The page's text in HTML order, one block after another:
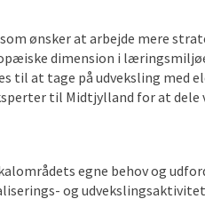
ønsker at arbejde mere
dimension i
til at tage på udveksling med
til Midtjylland for at dele
s egne behov og
og